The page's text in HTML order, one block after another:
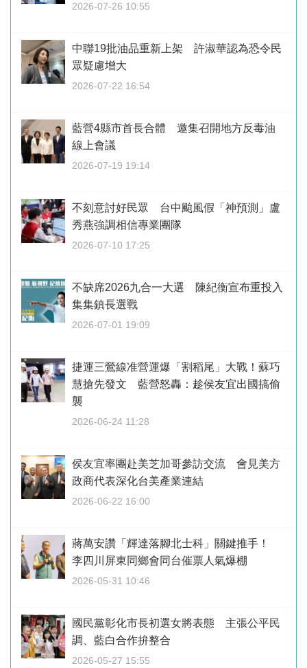
2026-07-26 10:55
中聯19批油品重新上架 許淑華認為恐令民
眾疑慮增大
2026-07-22 16:54
藍營4縣市首長合體 邀集召開地方反毒油
線上會議
2026-07-19 19:14
不刻意討好民眾 台中颱風假「神預測」盧
秀燕強調相信專業團隊
2026-07-10 17:25
不缺席2026九合一大選 陳紀衡宣布重投入
集集鎮長選戰
2026-07-01 19:09
捷運三鶯線准營運爆「割稻尾」大戰！蘇巧
慧搶先發文 藍營怒轟：趁侯友宜出國搞偷
襲
2026-06-24 11:28
侯友宜率團赴美芝加哥參訪交流 會見美方
政商代表深化台美產業連結
2026-06-22 16:00
蔣萬安讚「輝達落腳北士科」關鍵推手！
李四川屏東同鄉會同台催票人氣爆棚
2026-05-31 10:46
國民黨彰化市長初選女將表態 主張公平民
調、藍白合作拚整合
2026-05-27 15:55